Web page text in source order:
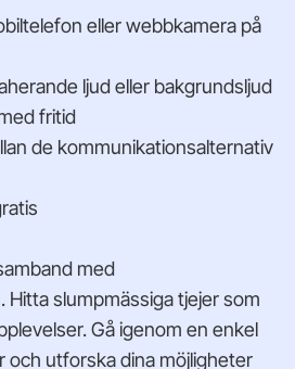
eller webbkamera på
ljud eller bakgrundsljud
fritid
de kommunikationsalternativ
med
Hitta slumpmässiga tjejer som
Gå igenom en enkel
och utforska dina möjligheter